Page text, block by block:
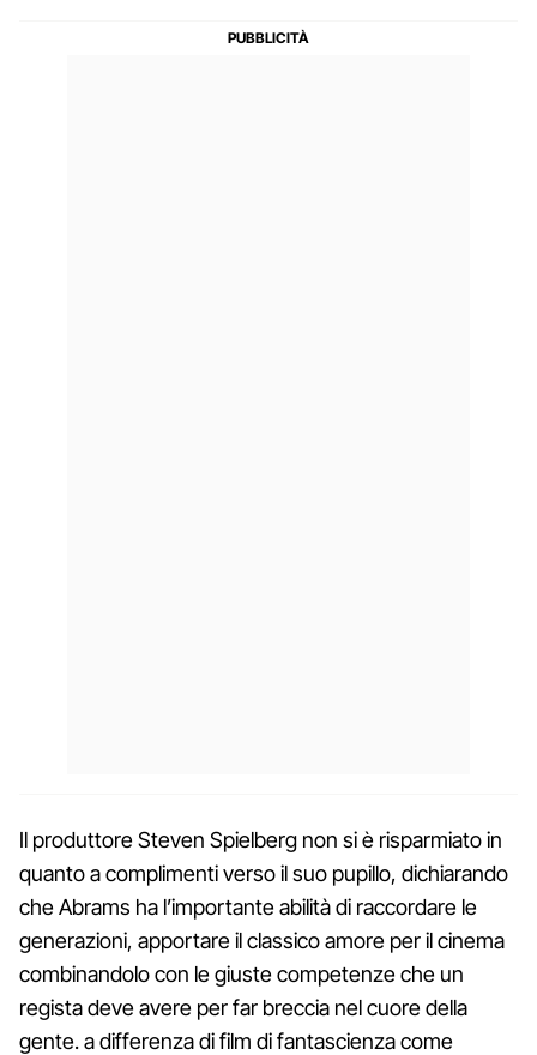
Il produttore Steven Spielberg non si è risparmiato in
quanto a complimenti verso il suo pupillo, dichiarando
che Abrams ha l’importante abilità di raccordare le
generazioni, apportare il classico amore per il cinema
combinandolo con le giuste competenze che un
regista deve avere per far breccia nel cuore della
gente. a differenza di film di fantascienza come